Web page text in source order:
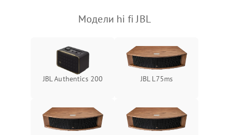
Модели hi fi JBL
JBL Authentics 200 JBL L75ms